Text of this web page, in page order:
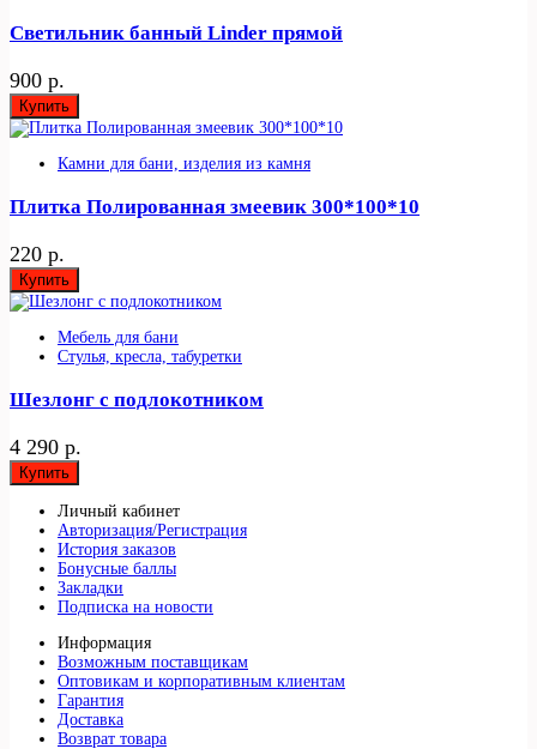
Светильник банный Linder прямой
900 р.
Купить
Камни для бани, изделия из камня
Плитка Полированная змеевик 300*100*10
220 р.
Купить
Мебель для бани
Стулья, кресла, табуретки
Шезлонг с подлокотником
4 290 р.
Купить
Личный кабинет
Авторизация/Регистрация
История заказов
Бонусные баллы
Закладки
Подписка на новости
Информация
Возможным поставщикам
Оптовикам и корпоративным клиентам
Гарантия
Доставка
Возврат товара